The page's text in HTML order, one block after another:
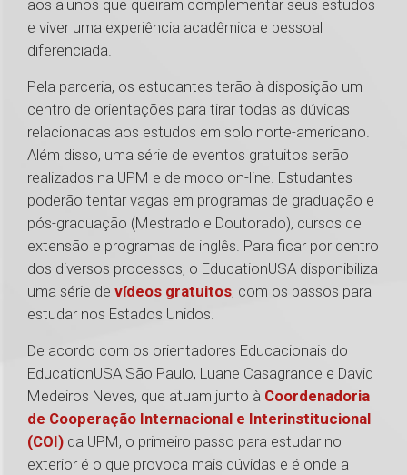
aos alunos que queiram complementar seus estudos
e viver uma experiência acadêmica e pessoal
diferenciada.
Pela parceria, os estudantes terão à disposição um
centro de orientações para tirar todas as dúvidas
relacionadas aos estudos em solo norte-americano.
Além disso, uma série de eventos gratuitos serão
realizados na UPM e de modo on-line. Estudantes
poderão tentar vagas em programas de graduação e
pós-graduação (Mestrado e Doutorado), cursos de
extensão e programas de inglês. Para ficar por dentro
dos diversos processos, o EducationUSA disponibiliza
uma série de vídeos gratuitos, com os passos para
estudar nos Estados Unidos.
De acordo com os orientadores Educacionais do
EducationUSA São Paulo, Luane Casagrande e David
Medeiros Neves, que atuam junto à Coordenadoria
de Cooperação Internacional e Interinstitucional
(COI) da UPM, o primeiro passo para estudar no
exterior é o que provoca mais dúvidas e é onde a